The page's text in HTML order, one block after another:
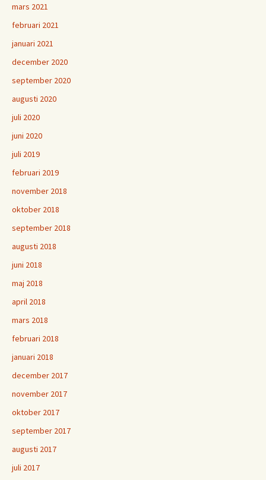
mars 2021
februari 2021
januari 2021
december 2020
september 2020
augusti 2020
juli 2020
juni 2020
juli 2019
februari 2019
november 2018
oktober 2018
september 2018
augusti 2018
juni 2018
maj 2018
april 2018
mars 2018
februari 2018
januari 2018
december 2017
november 2017
oktober 2017
september 2017
augusti 2017
juli 2017